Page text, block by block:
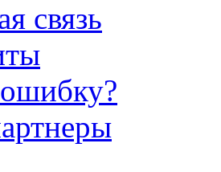
связь